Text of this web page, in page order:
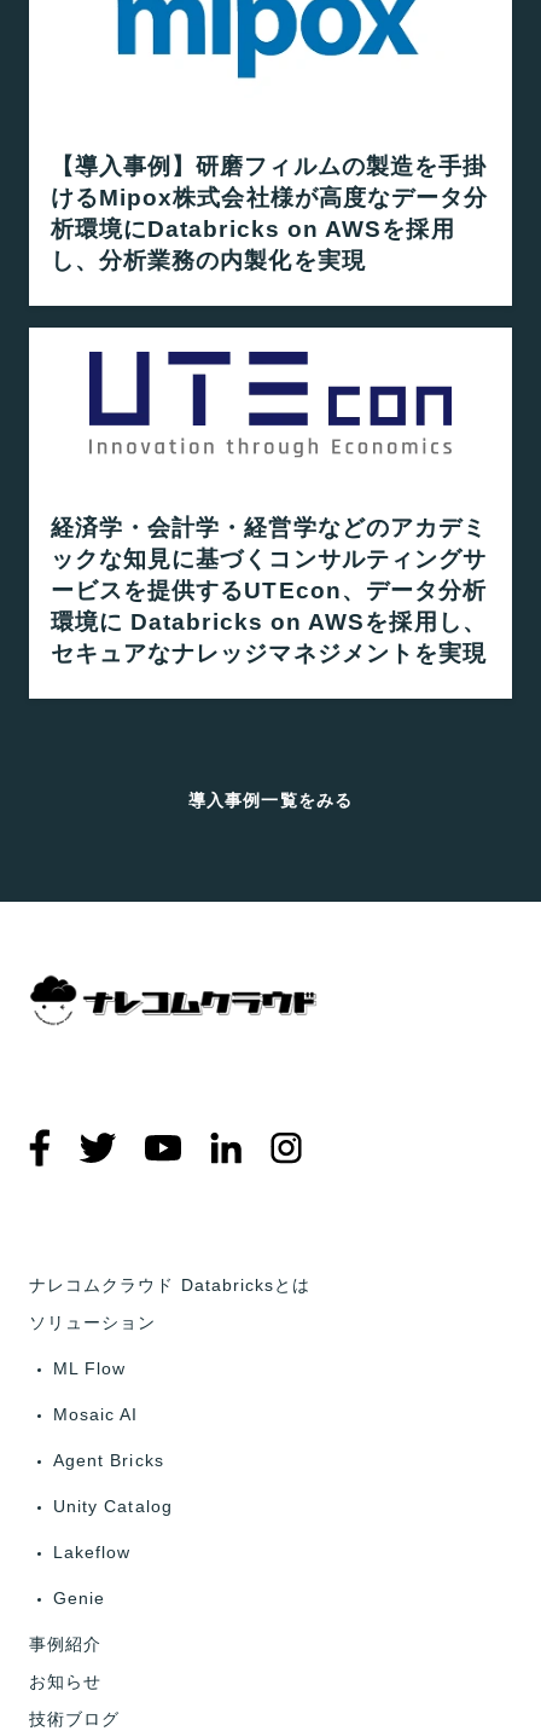
【導入事例】研磨フィルムの製造を手掛
けるMipox株式会社様が高度なデータ分
析環境にDatabricks on AWSを採用
し、分析業務の内製化を実現
経済学・会計学・経営学などのアカデミ
ックな知見に基づくコンサルティングサ
ービスを提供するUTEcon、データ分析
環境に Databricks on AWSを採用し、
セキュアなナレッジマネジメントを実現
導入事例一覧をみる
ナレコムクラウド Databricksとは
ソリューション
ML Flow
Mosaic AI
Agent Bricks
Unity Catalog
Lakeflow
Genie
事例紹介
お知らせ
技術ブログ